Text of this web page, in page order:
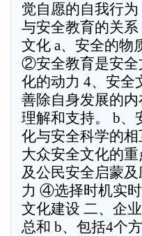
觉自愿的自我行
与安全教育的关
文化 a、安全的物
②安全教育是安全
化的动力 4、安全
善除自身发展的
理解和支持。 b、
化与安全科学的
大众安全文化的
及公民安全启蒙
力 ④选择时机实
文化建设 二、企
总和 b、包括4个